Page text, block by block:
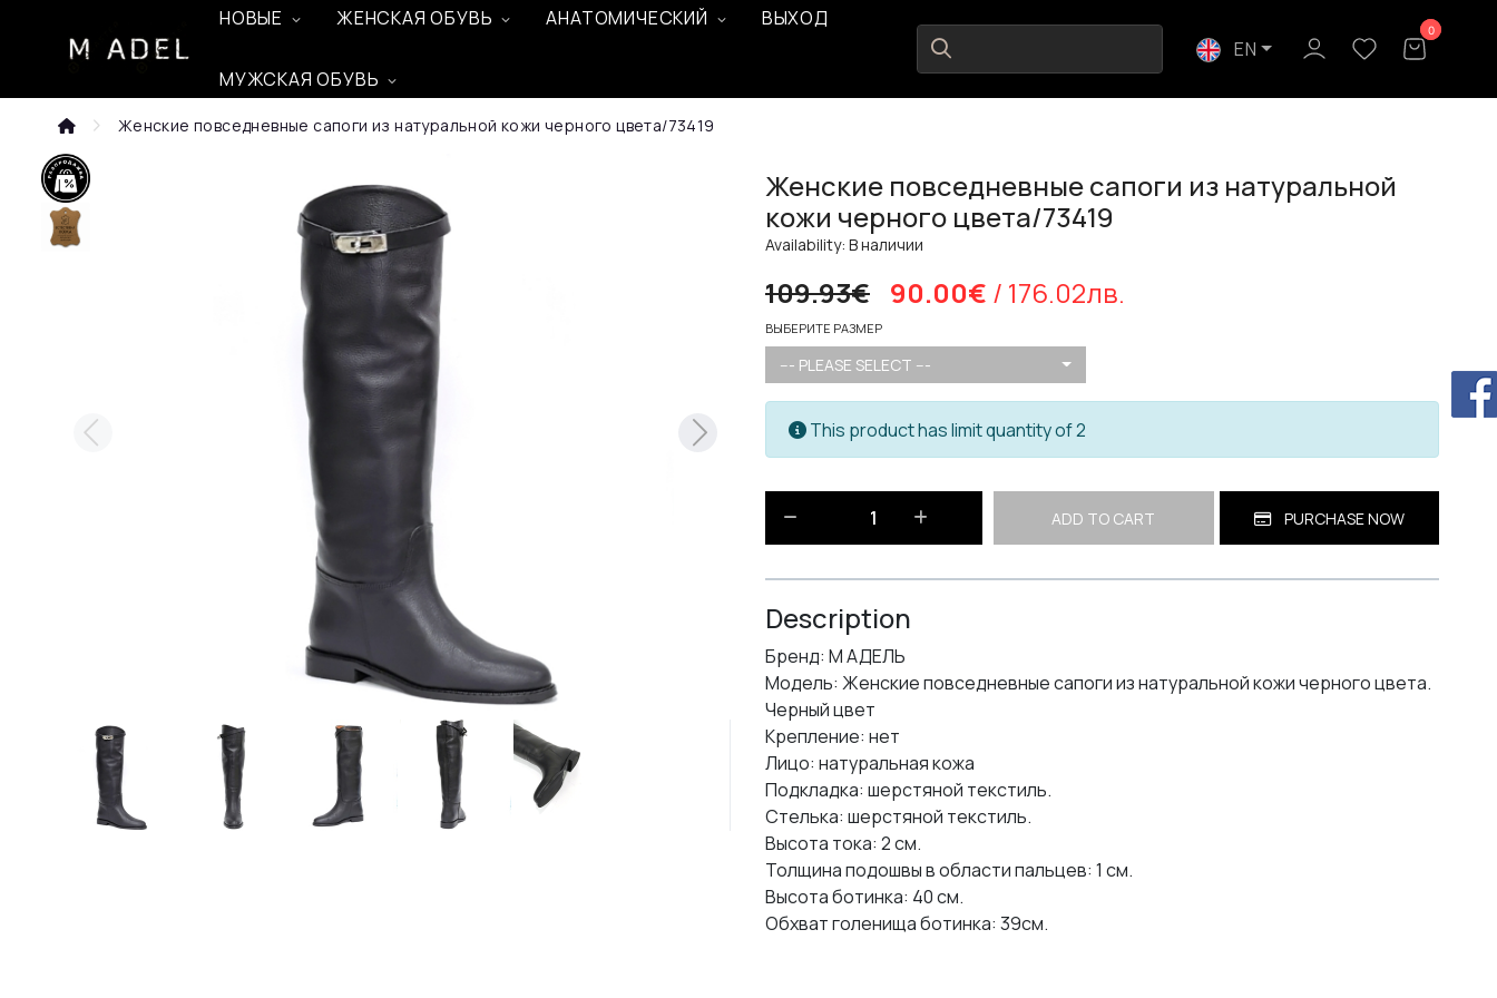
EN
0
0
НОВЫЕ ЖЕНСКАЯ ОБУВЬ
МУЖСКАЯ ОБУВЬ
АНАТОМИЧЕСКИЙ ВЫХОД
Женские повседневные сапоги из натуральной кожи черного цвета/73419
Женские повседневные сапоги из натуральной
кожи черного цвета/73419
Availability: В наличии
109.93€ 90.00€ / 176.02лв.
ВЫБЕРИТЕ РАЗМЕР
--- PLEASE SELECT ---
This product has limit quantity of 2
ADD TO CART PURCHASE NOW
Description
Бренд: М АДЕЛЬ
Модель: Женские повседневные сапоги из натуральной кожи черного цвета.
Черный цвет
Крепление: нет
Лицо: натуральная кожа
Подкладка: шерстяной текстиль.
Стелька: шерстяной текстиль.
Высота тока: 2 см.
Толщина подошвы в области пальцев: 1 см.
Высота ботинка: 40 см.
Обхват голенища ботинка: 39см.